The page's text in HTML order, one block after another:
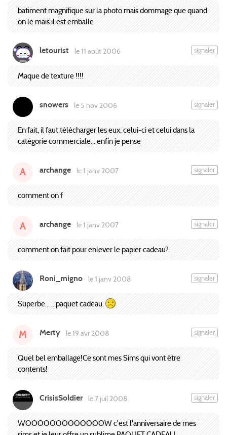
batiment magnifique sur la photo mais dommage que quand
on le mais il est emballe
letourist le 11 août 2006 signaler
Maque de texture !!!!
snowers le 5 nov 2006 signaler
En fait, il faut télécharger les eux, celui-ci et celui dans la
catégorie commerciale... enfin je pense
A archange le 1 janv 2007 signaler
comment on f
A archange le 1 janv 2007 signaler
comment on fait pour enlever le papier cadeau?
Roni_migno le 1 janv 2008 signaler
Superbe... ...paquet cadeau.
M Merty le 19 avr 2008 signaler
Quel bel emballage!Ce sont mes Sims qui vont être
contents!
CrisisSoldier le 7 juil 2008 signaler
WOOOOOOOOOOOOOW c'est l'anniversaire de mes